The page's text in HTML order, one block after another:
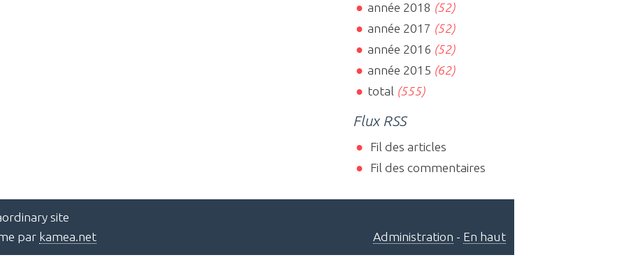
année 2018 (52)
année 2017 (52)
année 2016 (52)
année 2015 (62)
total (555)
Flux RSS
Fil des articles
Fil des commentaires
site
par kamea.net Administration - En haut